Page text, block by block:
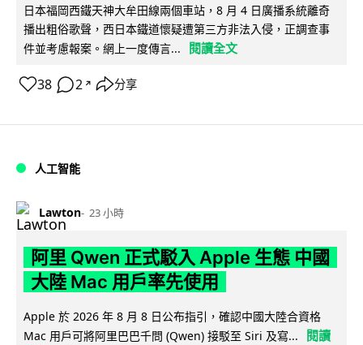
日本福岡西鐵天神大牟田線兩個車站，8 月 4 日廣播系統離奇
播出粗俗歌聲，西日本鐵道懷疑遭第三方非法入侵，正調查事
件並考慮報案。網上一度傳言...
閱讀全文
38 2 ↗ 分享
人工智能
Lawton 23 小時
阿里 Qwen 正式駁入 Apple 生態 中國
大陸 Mac 用戶率先使用
Apple 於 2026 年 8 月 8 日公布指引，確認中國大陸合資格
Mac 用戶可將阿里巴巴千問 (Qwen) 接駁至 Siri 及寫...
閱讀